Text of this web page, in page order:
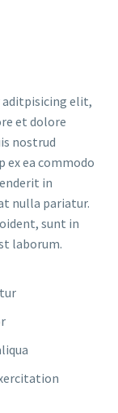
aditpisicing elit,
et dolore
nostrud
ea commodo
in
nulla pariatur.
sunt in
laborum.